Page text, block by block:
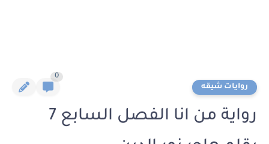
روايات شيقه
0
رواية من انا الفصل السابع 7